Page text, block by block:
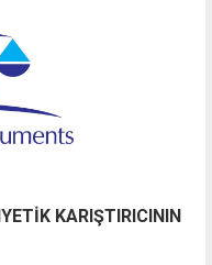
KARIŞTIRICININ